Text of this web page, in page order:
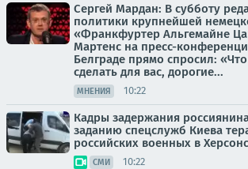
Сергей Мардан: В субботу
политики крупнейшей
«Франкфуртер Альгемайне
Мартенс на пресс-
Белграде прямо спросил:
сделать для вас, дорогие...
МНЕНИЯ 10:22
Кадры задержания
заданию спецслужб Киева
российских военных в
СМИ 10:22